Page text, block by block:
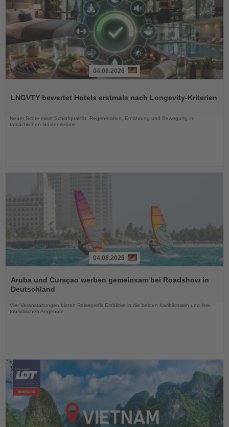
die
04.08.2026
LNGVTY bewertet Hotels erstmals nach Longevity-Kriterien
Neuer Score misst Schlafqualität, Regeneration, Ernährung und Bewegung im
tatsächlichen Gästeerlebnis
Sie
die
04.08.2026
Aruba und Curaçao werben gemeinsam bei Roadshow in
Deutschland
Vier Veranstaltungen bieten Reiseprofis Einblicke in die beiden Karibikinseln und ihre
touristischen Angebote